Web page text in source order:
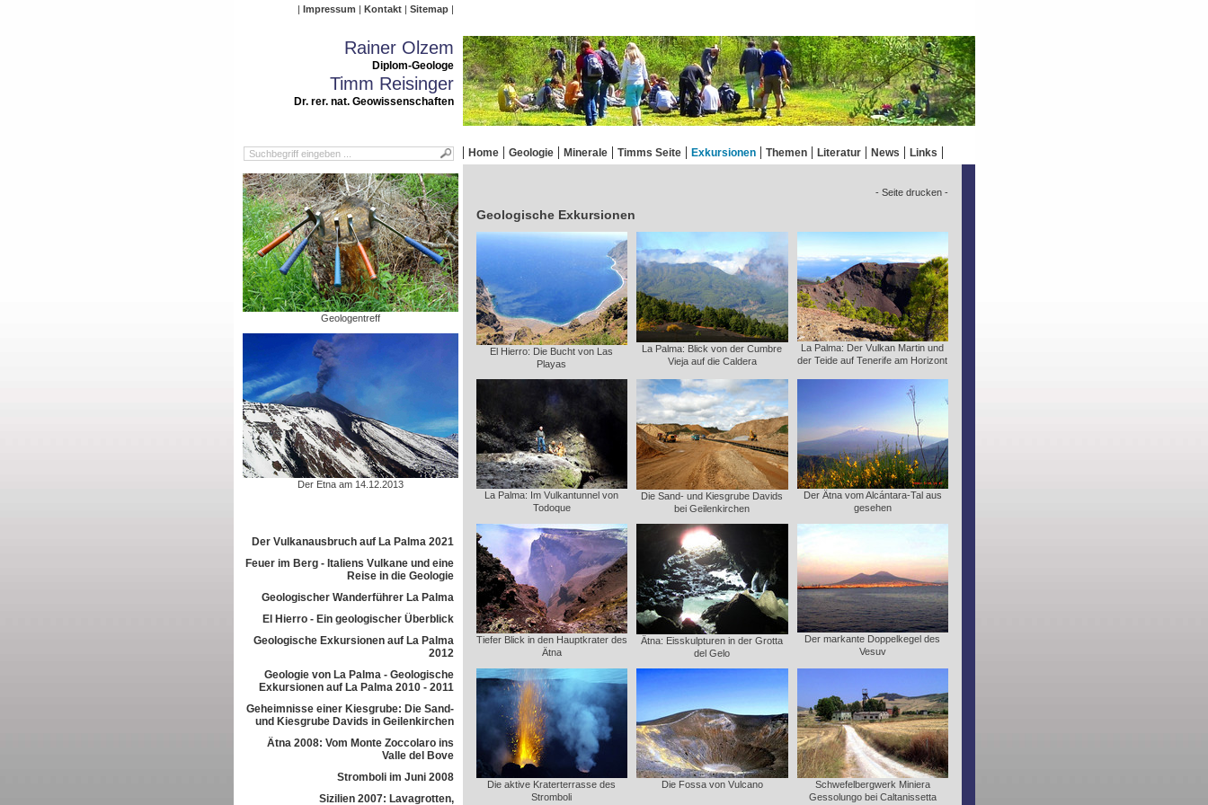
Impressum Kontakt Sitemap
Rainer Olzem
Diplom-Geologe
Timm Reisinger
Dr. rer. nat. Geowissenschaften
Home Geologie Minerale Timms Seite Exkursionen Themen Literatur News Links
Geologentreff
Der Etna am 14.12.2013
Der Vulkanausbruch auf La Palma 2021
Feuer im Berg - Italiens Vulkane und eine
Reise in die Geologie
Geologischer Wanderführer La Palma
El Hierro - Ein geologischer Überblick
Geologische Exkursionen auf La Palma
2012
Geologie von La Palma - Geologische
Exkursionen auf La Palma 2010 - 2011
Geheimnisse einer Kiesgrube: Die Sand-
und Kiesgrube Davids in Geilenkirchen
Ätna 2008: Vom Monte Zoccolaro ins
Valle del Bove
Stromboli im Juni 2008
Sizilien 2007: Lavagrotten,
- Seite drucken -
Geologische Exkursionen
El Hierro: Die Bucht von Las
Playas
La Palma: Blick von der Cumbre
Vieja auf die Caldera
La Palma: Der Vulkan Martin und
der Teide auf Tenerife am Horizont
La Palma: Im Vulkantunnel von
Todoque
Die Sand- und Kiesgrube Davids
bei Geilenkirchen
Der Ätna vom Alcántara-Tal aus
gesehen
Tiefer Blick in den Hauptkrater des
Ätna
Ätna: Eisskulpturen in der Grotta
del Gelo
Der markante Doppelkegel des
Vesuv
Die aktive Kraterterrasse des
Stromboli
Die Fossa von Vulcano
Schwefelbergwerk Miniera
Gessolungo bei Caltanissetta